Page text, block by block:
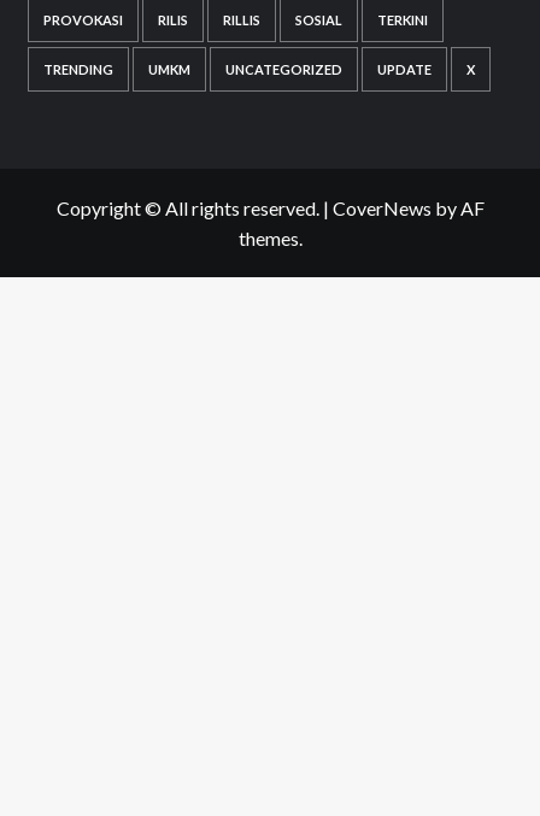
PROVOKASI RILIS RILLIS SOSIAL TERKINI
TRENDING UMKM UNCATEGORIZED UPDATE X
Copyright © All rights reserved. | CoverNews by AF
themes.